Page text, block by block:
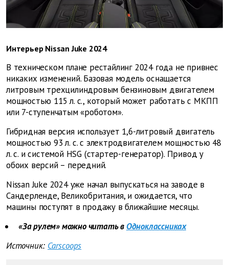
Интерьер Nissan Juke 2024
В техническом плане рестайлинг 2024 года не привнес
никаких изменений. Базовая модель оснащается
литровым трехцилиндровым бензиновым двигателем
мощностью 115 л. с., который может работать с МКПП
или 7-ступенчатым «роботом».
Гибридная версия использует 1,6-литровый двигатель
мощностью 93 л. с. с электродвигателем мощностью 48
л. с. и системой HSG (стартер-генератор). Привод у
обоих версий – передний.
Nissan Juke 2024 уже начал выпускаться на заводе в
Сандерленде, Великобритания, и ожидается, что
машины поступят в продажу в ближайшие месяцы.
«За рулем» можно читать в Одноклассниках
Источник: Carscoops